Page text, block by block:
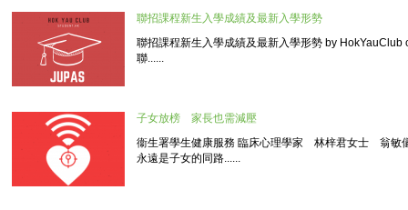
聯招課程新生入學成績及最新入學形勢
聯招課程新生入學成績及最新入學形勢 by
聯......
子女放榜 家長也需減壓
衞生署學生健康服務 臨床心理學家 林梓君女士 翁
永遠是子女的同路......